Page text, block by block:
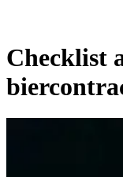
Checklist